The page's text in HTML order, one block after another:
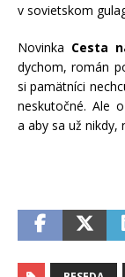
v sovietskom
Novinka Cesta
dychom, román
si pamätníci
neskutočné. Ale
a aby sa už